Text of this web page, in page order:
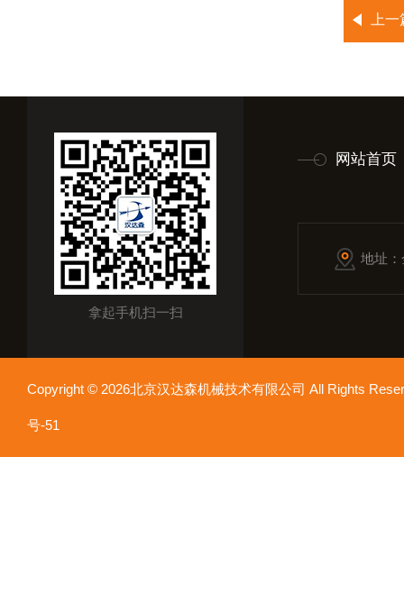
上
拿起手机扫一扫
网站首页
地址
Copyright © 2026北京汉达森机械技术有限公司 All Rights
号-51